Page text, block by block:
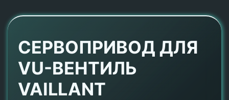
СЕРВОПРИВОД ДЛЯ
VU-ВЕНТИЛЬ
VAILLANT